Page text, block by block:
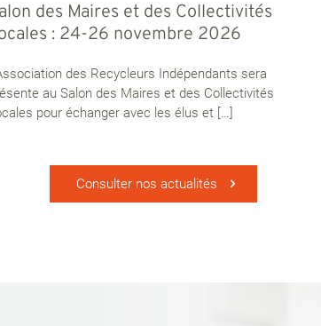
des Maires et des Collectivités
: 24-26 novembre 2026
des Recycleurs Indépendants sera
au Salon des Maires et des Collectivités
pour échanger avec les élus et[…]
Consulter nos actualités